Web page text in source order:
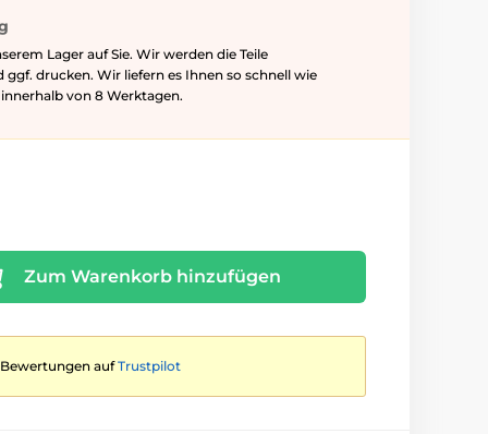
Lager auf Sie. Wir werden die Teile
drucken. Wir liefern es Ihnen so schnell wie
von 8 Werktagen.
Zum Warenkorb hinzufügen
aufTrustpilot